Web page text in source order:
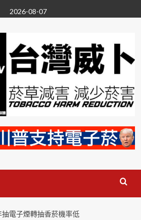
2026-08-07
電子煙轉抽香菸機率低